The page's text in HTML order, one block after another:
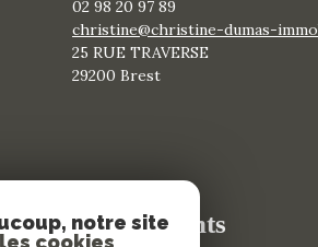
02 98 20 97 89
christine@christine-dumas-
25 RUE TRAVERSE
29200 brest
Adhérents
notre site
cookies